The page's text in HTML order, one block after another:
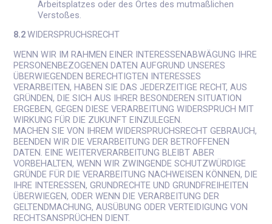
Arbeitsplatzes oder des Ortes des mutmaßlichen
Verstoßes.
8.2WIDERSPRUCHSRECHT
WENN WIR IM RAHMEN EINER INTERESSENABWÄGUNG IHRE
PERSONENBEZOGENEN DATEN AUFGRUND UNSERES
ÜBERWIEGENDEN BERECHTIGTEN INTERESSES
VERARBEITEN, HABEN SIE DAS JEDERZEITIGE RECHT, AUS
GRÜNDEN, DIE SICH AUS IHRER BESONDEREN SITUATION
ERGEBEN, GEGEN DIESE VERARBEITUNG WIDERSPRUCH MIT
WIRKUNG FÜR DIE ZUKUNFT EINZULEGEN.
MACHEN SIE VON IHREM WIDERSPRUCHSRECHT GEBRAUCH,
BEENDEN WIR DIE VERARBEITUNG DER BETROFFENEN
DATEN. EINE WEITERVERARBEITUNG BLEIBT ABER
VORBEHALTEN, WENN WIR ZWINGENDE SCHUTZWÜRDIGE
GRÜNDE FÜR DIE VERARBEITUNG NACHWEISEN KÖNNEN, DIE
IHRE INTERESSEN, GRUNDRECHTE UND GRUNDFREIHEITEN
ÜBERWIEGEN, ODER WENN DIE VERARBEITUNG DER
GELTENDMACHUNG, AUSÜBUNG ODER VERTEIDIGUNG VON
RECHTSANSPRÜCHEN DIENT.